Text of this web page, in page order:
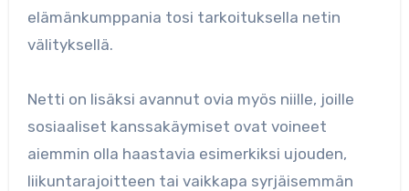
elämänkumppania tosi tarkoituksella netin
välityksellä.
Netti on lisäksi avannut ovia myös niille, joille
sosiaaliset kanssakäymiset ovat voineet
aiemmin olla haastavia esimerkiksi ujouden,
liikuntarajoitteen tai vaikkapa syrjäisemmän